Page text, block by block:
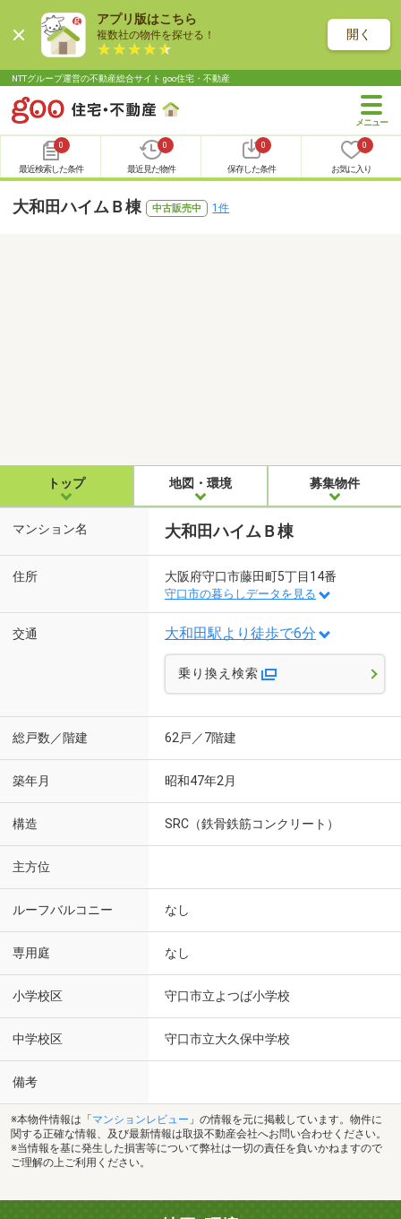
アプリ版はこちら
複数社の物件を探せる！ 開く
NTTグループ運営の不動産総合サイト goo住宅・不動産
0
最近検索した条件
0
最近見た物件
0
保存した条件
0
お気に入り
大和田ハイムＢ棟 中古販売中 1件
トップ 地図・環境 募集物件
マンション名 大和田ハイムＢ棟
住所 大阪府守口市藤田町5丁目14番
守口市の暮らしデータを見る
交通 大和田駅より徒歩で6分
乗り換え検索
総戸数／階建 62戸／7階建
築年月 昭和47年2月
構造 SRC（鉄骨鉄筋コンクリート）
主方位
ルーフバルコニー なし
専用庭 なし
小学校区 守口市立よつば小学校
中学校区 守口市立大久保中学校
備考
※本物件情報は「 マンションレビュー 」の情報を元に掲載しています。物件に
関する正確な情報、及び最新情報は取扱不動産会社へお問い合わせください。
※当情報を基に発生した損害等について弊社は一切の責任を負いかねますので
ご理解の上ご利用ください。